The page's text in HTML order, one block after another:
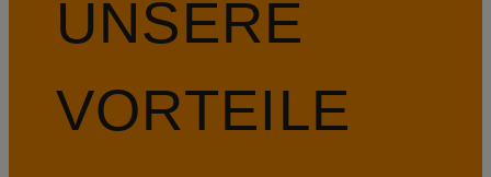
UNSERE
VORTEILE